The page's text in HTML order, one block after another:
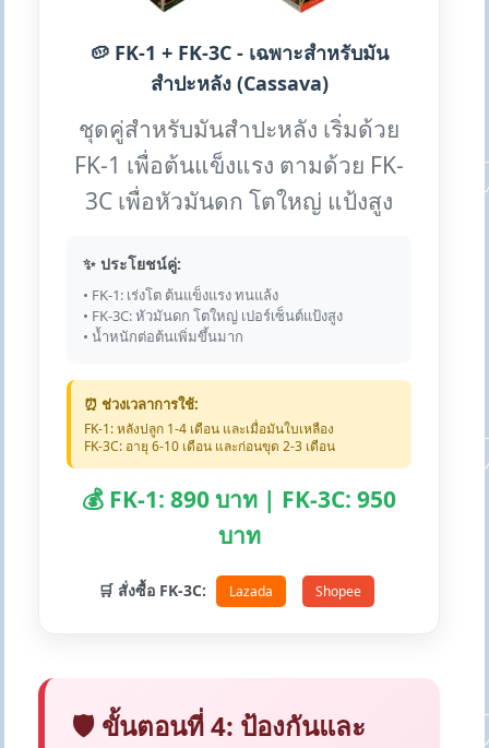
🥔 FK-1 + FK-3C - เฉพาะสำหรับมัน
สำปะหลัง (Cassava)
ชุดคู่สำหรับมันสำปะหลัง เริ่มด้วย
FK-1 เพื่อต้นแข็งแรง ตามด้วย FK-
3C เพื่อหัวมันดก โตใหญ่ แป้งสูง
✨ ประโยชน์คู่:
• FK-1: เร่งโต ต้นแข็งแรง ทนแล้ง
• FK-3C: หัวมันดก โตใหญ่ เปอร์เซ็นต์แป้งสูง
• น้ำหนักต่อต้นเพิ่มขึ้นมาก
⏰ ช่วงเวลาการใช้:
FK-1: หลังปลูก 1-4 เดือน และเมื่อมันใบเหลือง
FK-3C: อายุ 6-10 เดือน และก่อนขุด 2-3 เดือน
💰 FK-1: 890 บาท | FK-3C: 950
บาท
🛒 สั่งซื้อ FK-3C: Lazada Shopee
🛡️ ขั้นตอนที่ 4: ป้องกันและ